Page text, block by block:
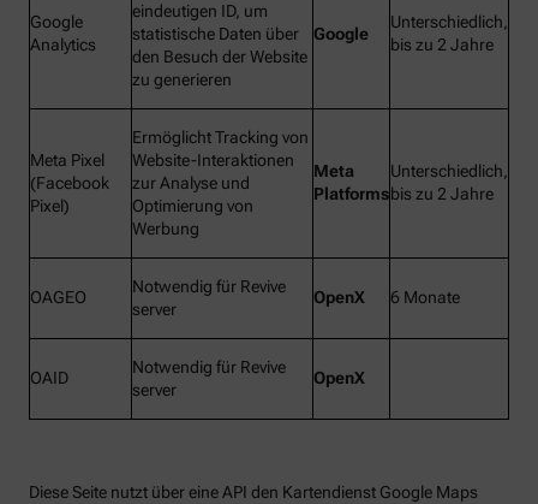
Google
Analytics
eindeutigen ID, um
statistische Daten über
den Besuch der Website
zu generieren
Google
Unterschiedlich,
bis zu 2 Jahre
Meta Pixel
(Facebook
Pixel)
Ermöglicht Tracking von
Website-Interaktionen
zur Analyse und
Optimierung von
Werbung
Meta
Platforms
Unterschiedlich,
bis zu 2 Jahre
OAGEO
Notwendig für Revive
server
OpenX 6 Monate
OAID
Notwendig für Revive
server
OpenX
Diese Seite nutzt über eine API den Kartendienst Google Maps